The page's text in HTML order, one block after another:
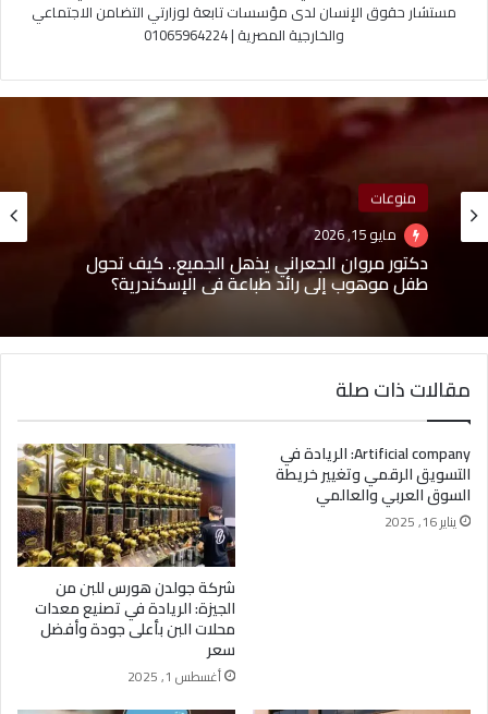
مستشار حقوق الإنسان لدى مؤسسات تابعة لوزارتي التضامن الاجتماعي
والخارجية المصرية | 01065964224
منوعات
مايو 15, 2026
دكتور مروان الجعراني يذهل الجميع.. كيف تحول
طفل موهوب إلى رائد طباعة في الإسكندرية؟
مقالات ذات صلة
Artificial company: الريادة في
التسويق الرقمي وتغيير خريطة
السوق العربي والعالمي
يناير 16, 2025
شركة جولدن هورس للبن من
الجيزة: الريادة في تصنيع معدات
محلات البن بأعلى جودة وأفضل
سعر
أغسطس 1, 2025